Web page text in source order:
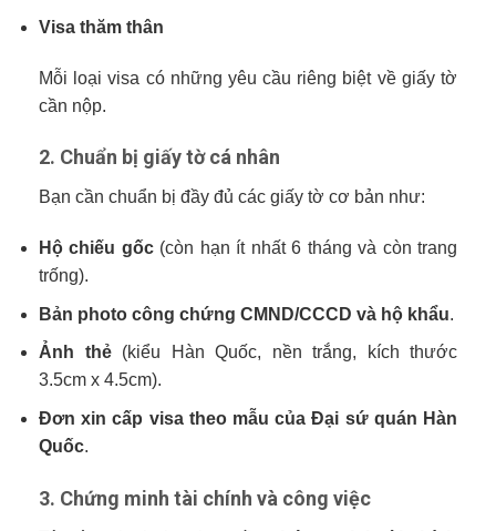
Visa thăm thân
Mỗi loại visa có những yêu cầu riêng biệt về giấy tờ
cần nộp.
2. Chuẩn bị giấy tờ cá nhân
Bạn cần chuẩn bị đầy đủ các giấy tờ cơ bản như:
Hộ chiếu gốc(còn hạn ít nhất 6 tháng và còn trang
trống).
Bản photo công chứng CMND/CCCD và hộ khẩu.
Ảnh thẻ(kiểu Hàn Quốc, nền trắng, kích thước
3.5cm x 4.5cm).
Đơn xin cấp visa theo mẫu của Đại sứ quán Hàn
Quốc.
3. Chứng minh tài chính và công việc